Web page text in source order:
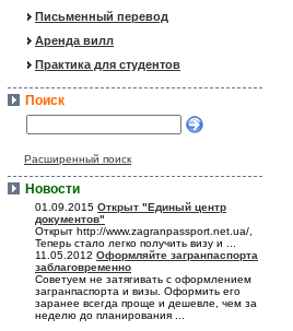
Письменный перевод
Аренда вилл
Практика для студентов
Поиск
Расширенный поиск
Новости
01.09.2015 Открыт "Единый центр
документов"
Открыт http://www.zagranpassport.net.ua/,
Теперь стало легко получить визу и ...
11.05.2012 Оформляйте загранпаспорта
заблаговременно
Советуем не затягивать с оформлением
загранпаспорта и визы. Оформить его
заранее всегда проще и дешевле, чем за
неделю до планирования ...